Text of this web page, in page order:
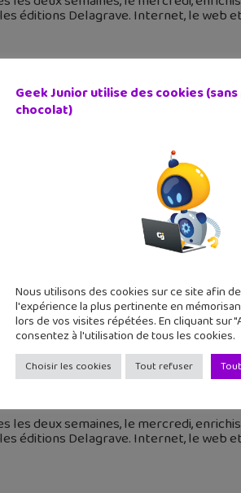
éditions Delagrave. Internet, le web
testé le DLC Pass Circuits
DLC Pass circuits additionnels
tes connaissances numériques
les deux semaines, le mercredi,
éditions Delagrave. Internet, le web
Geek Junior utilise des cookies
chocolat)
Nous utilisons des cookies sur ce site afin
l'expérience la plus pertinente en
lors de vos visites répétées. En cliquant sur
consentez à l'utilisation de tous les cookies.
Choisir les cookies Tout refuser